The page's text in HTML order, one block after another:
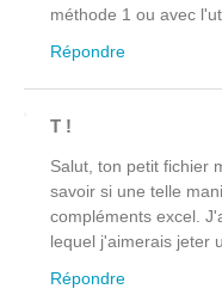
méthode 1 ou avec
Répondre
T !
Salut, ton petit fichier
savoir si une telle
compléments excel.
lequel j'aimerais jeter
Répondre